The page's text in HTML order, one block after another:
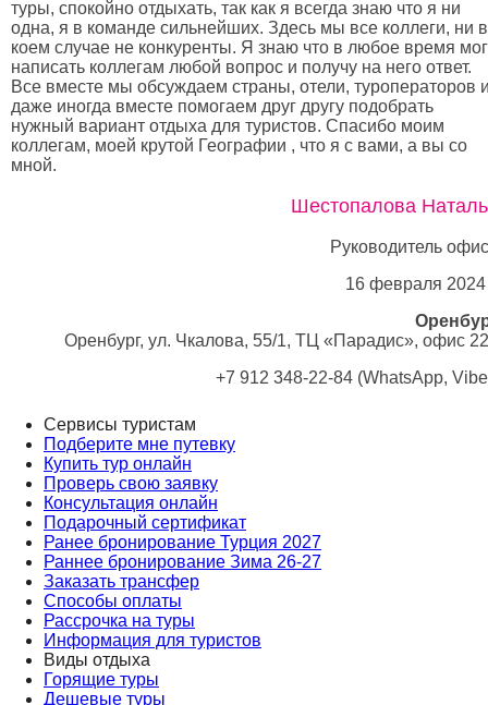
туры, спокойно отдыхать, так как я всегда знаю что я ни
одна, я в команде сильнейших. Здесь мы все коллеги, ни в
коем случае не конкуренты. Я знаю что в любое время
написать коллегам любой вопрос и получу на него ответ.
Все вместе мы обсуждаем страны, отели, туроператоров
даже иногда вместе помогаем друг другу подобрать
нужный вариант отдыха для туристов. Спасибо моим
коллегам, моей крутой Географии , что я с вами, а вы со
мной.
Шестопалова
Руководитель
16 февраля 2024
Оренбург, ул. Чкалова, 55/1, ТЦ «Парадис», офис
+7 912 348-22-84 (WhatsApp,
Сервисы туристам
Подберите мне путевку
Купить тур онлайн
Проверь свою заявку
Консультация онлайн
Подарочный сертификат
Ранее бронирование Турция 2027
Раннее бронирование Зима 26-27
Заказать трансфер
Способы оплаты
Рассрочка на туры
Информация для туристов
Виды отдыха
Горящие туры
Дешевые туры